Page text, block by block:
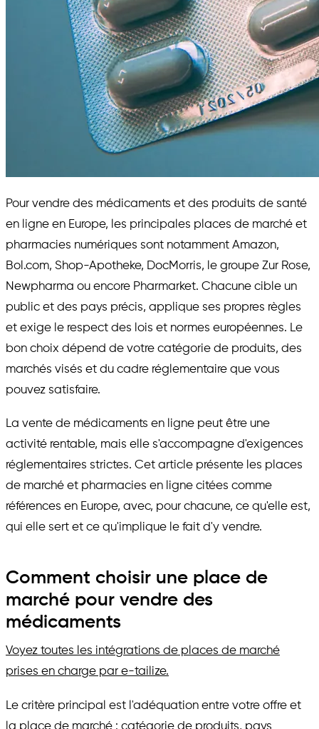
Pour vendre des médicaments et des produits de santé
en ligne en Europe, les principales places de marché et
pharmacies numériques sont notamment Amazon,
Bol.com, Shop-Apotheke, DocMorris, le groupe Zur Rose,
Newpharma ou encore Pharmarket. Chacune cible un
public et des pays précis, applique ses propres règles
et exige le respect des lois et normes européennes. Le
bon choix dépend de votre catégorie de produits, des
marchés visés et du cadre réglementaire que vous
pouvez satisfaire.
La vente de médicaments en ligne peut être une
activité rentable, mais elle s'accompagne d'exigences
réglementaires strictes. Cet article présente les places
de marché et pharmacies en ligne citées comme
références en Europe, avec, pour chacune, ce qu'elle est,
qui elle sert et ce qu'implique le fait d'y vendre.
Comment choisir une place de
marché pour vendre des
médicaments
Voyez toutes les intégrations de places de marché
prises en charge par e-tailize.
Le critère principal est l'adéquation entre votre offre et
la place de marché : catégorie de produits, pays